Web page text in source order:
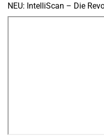
NEU: IntelliScan – Die